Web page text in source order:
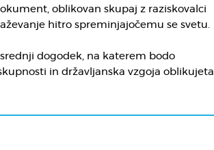
oblikovan skupaj z raziskovalci
hitro spreminjajočemu se svetu.
dogodek, na katerem bodo
in državljanska vzgoja oblikujeta